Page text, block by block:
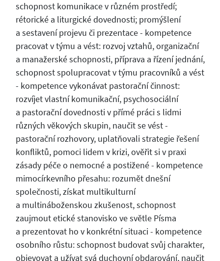
schopnost komunikace v různém prostředí;
rétorické a liturgické dovednosti; promýšlení
a sestavení projevu či prezentace - kompetence
pracovat v týmu a vést: rozvoj vztahů, organizační
a manažerské schopnosti, příprava a řízení jednání,
schopnost spolupracovat v týmu pracovníků a vést
- kompetence vykonávat pastorační činnost:
rozvíjet vlastní komunikační, psychosociální
a pastorační dovednosti v přímé práci s lidmi
různých věkových skupin, naučit se vést -
pastorační rozhovory, uplatňovali strategie řešení
konfliktů, pomoci lidem v krizi, ověřit si v praxi
zásady péče o nemocné a postižené - kompetence
mimocírkevního přesahu: rozumět dnešní
společnosti, získat multikulturní
a multináboženskou zkušenost, schopnost
zaujmout etické stanovisko ve světle Písma
a prezentovat ho v konkrétní situaci - kompetence
osobního růstu: schopnost budovat svůj charakter,
objevovat a užívat svá duchovní obdarování, naučit